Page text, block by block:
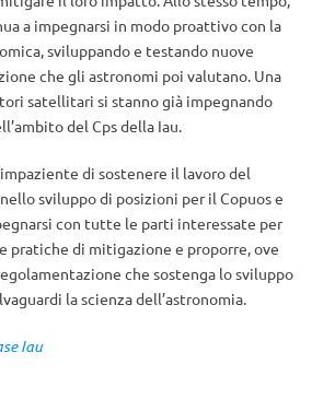
a impegnarsi in modo proattivo con la
sviluppando e testando nuove
che gli astronomi poi valutano. Una
satellitari si stanno già impegnando
del Cps della Iau.
di sostenere il lavoro del
sviluppo di posizioni per il Copuos e
con tutte le parti interessate per
pratiche di mitigazione e proporre, ove
che sostenga lo sviluppo
la scienza dell’astronomia.
Iau